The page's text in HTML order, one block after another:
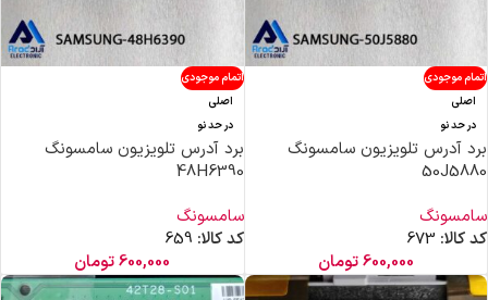
اتمام موجودی
اصلی
در حد نو
برد آدرس تلویزیون سامسونگ
50J5880
سامسونگ
کد کالا: 673
600,000تومان
اتمام موجودی
اصلی
در حد نو
برد آدرس تلویزیون سامسونگ
48H6390
سامسونگ
کد کالا: 659
600,000تومان